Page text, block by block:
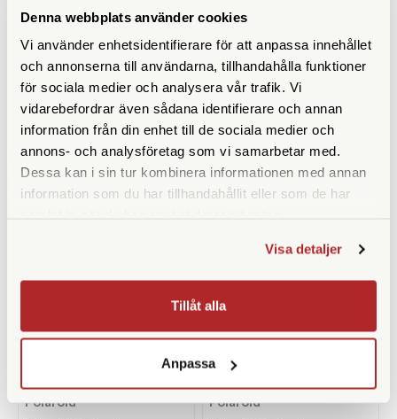
Denna webbplats använder cookies
Vi använder enhetsidentifierare för att anpassa innehållet
och annonserna till användarna, tillhandahålla funktioner
för sociala medier och analysera vår trafik. Vi
vidarebefordrar även sådana identifierare och annan
information från din enhet till de sociala medier och
annons- och analysföretag som vi samarbetar med.
Dessa kan i sin tur kombinera informationen med annan
information som du har tillhandahållit eller som de har
Visa detaljer
Tillåt alla
Anpassa
Fujifilm Instax Square SQ40
Finns i lager
2.490 SEK
2.637 SEK
Polaroid Go Gen 2
Bröllopspaket Smoke Blue
Tillfälligt slut
2.390 SEK
2.477 SEK
Polaroid Polaroid